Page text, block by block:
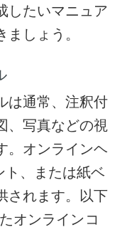
したいマニュア
しょう。
は通常、注釈付
、写真などの視
。オンラインヘ
ト、または紙ベ
されます。以下
オンラインコ